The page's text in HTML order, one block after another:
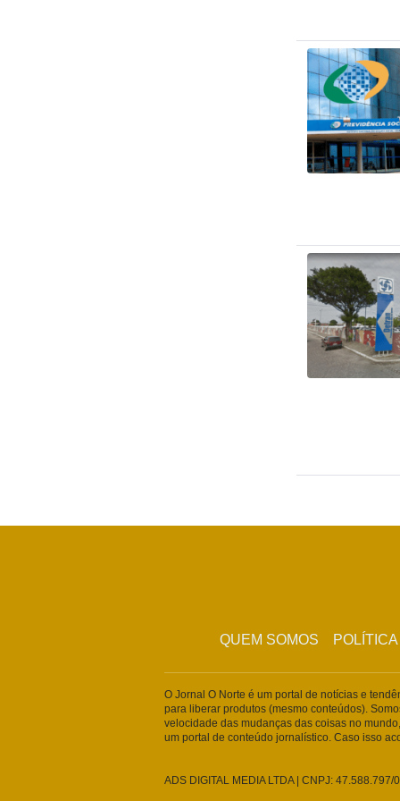
QUEM SOMOS
O Jornal O Norte é um portal de notícias e
para liberar produtos (mesmo conteúdos).
velocidade das mudanças das coisas no
um portal de conteúdo jornalístico. Caso isso
ADS DIGITAL MEDIA LTDA | CNPJ: 47.588.797/